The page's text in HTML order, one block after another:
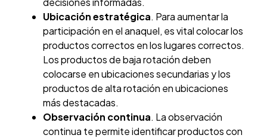
Ubicación estratégica. Para aumentar la
participación en el anaquel, es vital colocar los
productos correctos en los lugares correctos.
Los productos de baja rotación deben
colocarse en ubicaciones secundarias y los
productos de alta rotación en ubicaciones
más destacadas.
Observación continua. La observación
continua te permite identificar productos con